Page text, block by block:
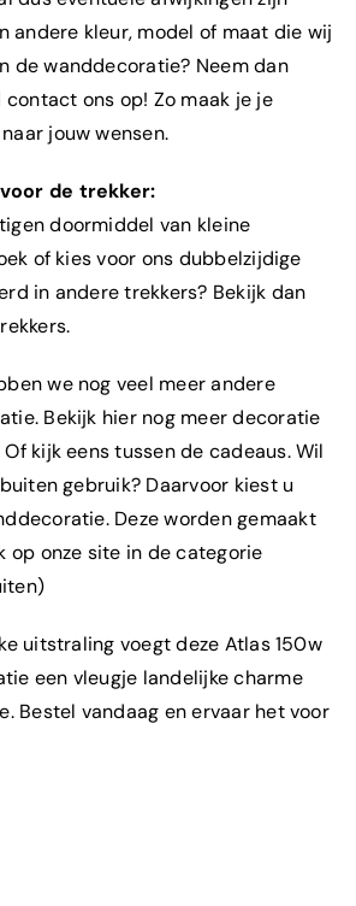
andere kleur, model of maat die wij
de wanddecoratie? Neem dan
ons op! Zo maak je je
jouw wensen.
de trekker:
doormiddel van kleine
of kies voor ons dubbelzijdige
in andere trekkers? Bekijk dan
we nog veel meer andere
Bekijk hiernog meer decoratie
kijk eens tussen de cadeaus. Wil
gebruik? Daarvoor kiest u
Deze worden gemaakt
op onze site in de categorie
uitstraling voegt deze Atlas 150w
een vleugje landelijke charme
Bestel vandaag en ervaar het voor
*